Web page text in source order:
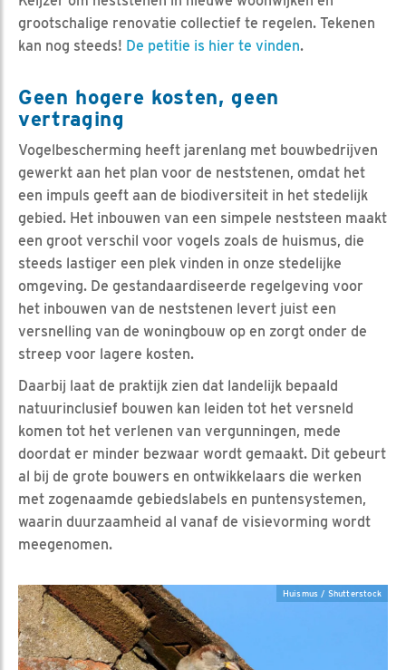
grootschalige renovatie collectief te regelen. Tekenen
kan nog steeds! De petitie is hier te vinden.
Geen hogere kosten, geen
vertraging
Vogelbescherming heeft jarenlang met bouwbedrijven
gewerkt aan het plan voor de neststenen, omdat het
een impuls geeft aan de biodiversiteit in het stedelijk
gebied. Het inbouwen van een simpele neststeen maakt
een groot verschil voor vogels zoals de huismus, die
steeds lastiger een plek vinden in onze stedelijke
omgeving. De gestandaardiseerde regelgeving voor
het inbouwen van de neststenen levert juist een
versnelling van de woningbouw op en zorgt onder de
streep voor lagere kosten.
Daarbij laat de praktijk zien dat landelijk bepaald
natuurinclusief bouwen kan leiden tot het versneld
komen tot het verlenen van vergunningen, mede
doordat er minder bezwaar wordt gemaakt. Dit gebeurt
al bij de grote bouwers en ontwikkelaars die werken
met zogenaamde gebiedslabels en puntensystemen,
waarin duurzaamheid al vanaf de visievorming wordt
meegenomen.
Huismus / Shutterstock